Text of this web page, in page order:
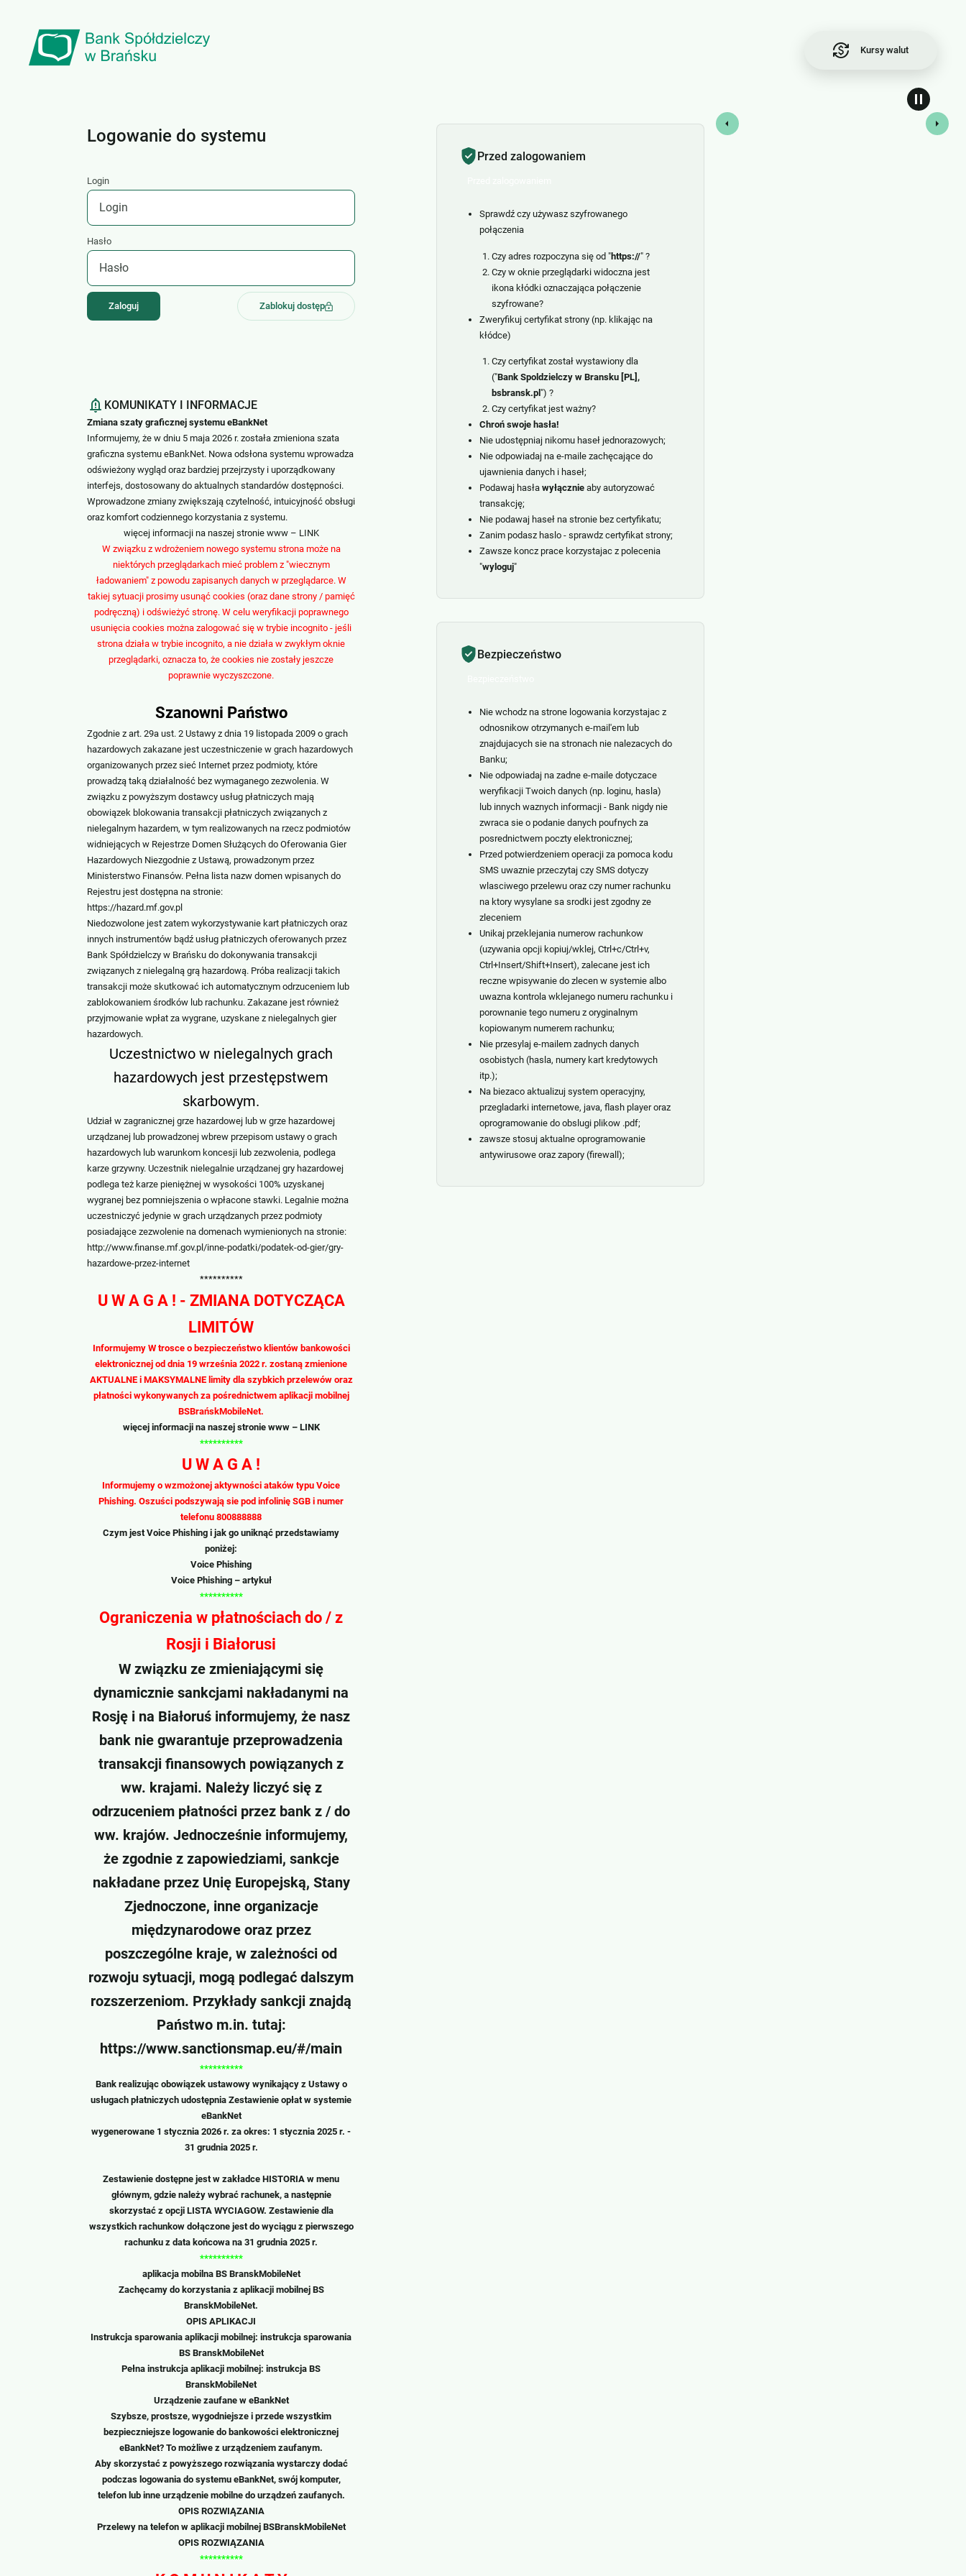
Kursy walut
Logowanie do systemu
Login
Hasło
Zablokuj dostęp
KOMUNIKATY I INFORMACJE
Zmiana szaty graficznej systemu eBankNet
Informujemy, że w dniu 5 maja 2026 r. została zmieniona szata
graficzna systemu eBankNet. Nowa odsłona systemu wprowadza
odświeżony wygląd oraz bardziej przejrzysty i uporządkowany
interfejs, dostosowany do aktualnych standardów dostępności.
Wprowadzone zmiany zwiększają czytelność, intuicyjność obsługi
oraz komfort codziennego korzystania z systemu.
więcej informacji na naszej stronie www– LINK
W związku z wdrożeniem nowego systemu strona może na
niektórych przeglądarkach mieć problem z "wiecznym
ładowaniem" z powodu zapisanych danych w przeglądarce. W
takiej sytuacji prosimy usunąć cookies (oraz dane strony / pamięć
podręczną) i odświeżyć stronę. W celu weryfikacji poprawnego
usunięcia cookies można zalogować się w trybie incognito - jeśli
strona działa w trybie incognito, a nie działa w zwykłym oknie
przeglądarki, oznacza to, że cookies nie zostały jeszcze
poprawnie wyczyszczone.
Szanowni Państwo
Zgodnie z art. 29a ust. 2 Ustawy z dnia 19 listopada 2009 o grach
hazardowych zakazane jest uczestniczenie w grach hazardowych
organizowanych przez sieć Internet przez podmioty, które
prowadzą taką działalność bez wymaganego zezwolenia. W
związku z powyższym dostawcy usług płatniczych mają
obowiązek blokowania transakcji płatniczych związanych z
nielegalnym hazardem, w tym realizowanych na rzecz podmiotów
widniejących w Rejestrze Domen Służących do Oferowania Gier
Hazardowych Niezgodnie z Ustawą, prowadzonym przez
Ministerstwo Finansów. Pełna lista nazw domen wpisanych do
Rejestru jest dostępna na stronie:
https://hazard.mf.gov.pl
Niedozwolone jest zatem wykorzystywanie kart płatniczych oraz
innych instrumentów bądź usług płatniczych oferowanych przez
Bank Spółdzielczy w Brańsku do dokonywania transakcji
związanych z nielegalną grą hazardową. Próba realizacji takich
transakcji może skutkować ich automatycznym odrzuceniem lub
zablokowaniem środków lub rachunku. Zakazane jest również
przyjmowanie wpłat za wygrane, uzyskane z nielegalnych gier
hazardowych.
Uczestnictwo w nielegalnych grach
hazardowych jest przestępstwem
skarbowym.
Udział w zagranicznej grze hazardowej lub w grze hazardowej
urządzanej lub prowadzonej wbrew przepisom ustawy o grach
hazardowych lub warunkom koncesji lub zezwolenia, podlega
karze grzywny. Uczestnik nielegalnie urządzanej gry hazardowej
podlega też karze pieniężnej w wysokości 100% uzyskanej
wygranej bez pomniejszenia o wpłacone stawki. Legalnie można
uczestniczyć jedynie w grach urządzanych przez podmioty
posiadające zezwolenie na domenach wymienionych na stronie:
http://www.finanse.mf.gov.pl/inne-podatki/podatek-od-gier/gry-
hazardowe-przez-internet
**********
U W A G A ! - ZMIANA DOTYCZĄCA
LIMITÓW
Informujemy W trosce o bezpieczeństwo klientów bankowości
elektronicznej od dnia 19 września 2022 r. zostaną zmienione
AKTUALNE i MAKSYMALNE limity dla szybkich przelewów oraz
płatności wykonywanych za pośrednictwem aplikacji mobilnej
BSBrańskMobileNet.
więcej informacji na naszej stronie www– LINK
**********
U W A G A !
Informujemy o wzmożonej aktywności ataków typu Voice
Phishing. Oszuści podszywają sie pod infolinię SGB i numer
telefonu 800888888
Czym jest Voice Phishing i jak go uniknąć przedstawiamy
poniżej:
Voice Phishing
Voice Phishing– artykuł
**********
Ograniczenia w płatnościach do / z
Rosji i Białorusi
W związku ze zmieniającymi się
dynamicznie sankcjami nakładanymi na
Rosję i na Białoruś informujemy, że nasz
bank nie gwarantuje przeprowadzenia
transakcji finansowych powiązanych z
ww. krajami. Należy liczyć się z
odrzuceniem płatności przez bank z / do
ww. krajów. Jednocześnie informujemy,
że zgodnie z zapowiedziami, sankcje
nakładane przez Unię Europejską, Stany
Zjednoczone, inne organizacje
międzynarodowe oraz przez
poszczególne kraje, w zależności od
rozwoju sytuacji, mogą podlegać dalszym
rozszerzeniom. Przykłady sankcji znajdą
Państwo m.in. tutaj:
https://www.sanctionsmap.eu/#/main
**********
Bank realizując obowiązek ustawowy wynikający z Ustawy o
usługach płatniczych udostępnia Zestawienie opłat w systemie
eBankNet
wygenerowane 1 stycznia 2026 r. za okres: 1 stycznia 2025 r. -
31 grudnia 2025 r.
Zestawienie dostępne jest w zakładce HISTORIA w menu
głównym, gdzie należy wybrać rachunek, a następnie
skorzystać z opcji LISTA WYCIAGOW. Zestawienie dla
wszystkich rachunkow dołączone jest do wyciągu z pierwszego
rachunku z data końcowa na 31 grudnia 2025 r.
**********
aplikacja mobilna BS BranskMobileNet
Zachęcamy do korzystania z aplikacji mobilnej BS
BranskMobileNet.
OPIS APLIKACJI
Instrukcja sparowania aplikacji mobilnej: instrukcja sparowania
BS BranskMobileNet
Pełna instrukcja aplikacji mobilnej: instrukcja BS
BranskMobileNet
Urządzenie zaufane w eBankNet
Szybsze, prostsze, wygodniejsze i przede wszystkim
bezpieczniejsze logowanie do bankowości elektronicznej
eBankNet? To możliwe z urządzeniem zaufanym.
Aby skorzystać z powyższego rozwiązania wystarczy dodać
podczas logowania do systemu eBankNet, swój komputer,
telefon lub inne urządzenie mobilne do urządzeń zaufanych.
OPIS ROZWIĄZANIA
Przelewy na telefon w aplikacji mobilnej BSBranskMobileNet
OPIS ROZWIĄZANIA
**********
Przed zalogowaniem
Sprawdź czy używasz szyfrowanego
połączenia
Czy adres rozpoczyna się od "https://" ?
Czy w oknie przeglądarki widoczna jest
ikona kłódki oznaczająca połączenie
szyfrowane?
Zweryfikuj certyfikat strony (np. klikając na
kłódce)
Czy certyfikat został wystawiony dla
("Bank Spoldzielczy w Bransku [PL],
bsbransk.pl ") ?
Czy certyfikat jest ważny?
Chroń swoje hasła!
Nie udostępniaj nikomu haseł jednorazowych;
Nie odpowiadaj na e-maile zachęcające do
ujawnienia danych i haseł;
Podawaj hasła wyłącznieaby autoryzować
transakcję;
Nie podawaj haseł na stronie bez certyfikatu;
Zanim podasz haslo - sprawdz certyfikat strony;
Zawsze koncz prace korzystajac z polecenia
"wyloguj"
Bezpieczeństwo
Nie wchodz na strone logowania korzystajac z
odnosnikow otrzymanych e-mail'em lub
znajdujacych sie na stronach nie nalezacych do
Banku;
Nie odpowiadaj na zadne e-maile dotyczace
weryfikacji Twoich danych (np. loginu, hasla)
lub innych waznych informacji - Bank nigdy nie
zwraca sie o podanie danych poufnych za
posrednictwem poczty elektronicznej;
Przed potwierdzeniem operacji za pomoca kodu
SMS uwaznie przeczytaj czy SMS dotyczy
wlasciwego przelewu oraz czy numer rachunku
na ktory wysylane sa srodki jest zgodny ze
zleceniem
Unikaj przeklejania numerow rachunkow
(uzywania opcji kopiuj/wklej, Ctrl+c/Ctrl+v,
Ctrl+Insert/Shift+Insert), zalecane jest ich
reczne wpisywanie do zlecen w systemie albo
uwazna kontrola wklejanego numeru rachunku i
porownanie tego numeru z oryginalnym
kopiowanym numerem rachunku;
Nie przesylaj e-mailem zadnych danych
osobistych (hasla, numery kart kredytowych
itp.);
Na biezaco aktualizuj system operacyjny,
przegladarki internetowe, java, flash player oraz
oprogramowanie do obslugi plikow .pdf;
zawsze stosuj aktualne oprogramowanie
antywirusowe oraz zapory (firewall);